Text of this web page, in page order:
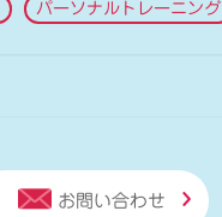
パーソナルトレーニング
お問い合わせ